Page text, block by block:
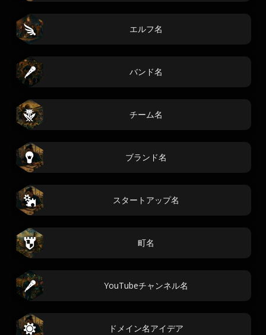
エルフ名
バンド名
チーム名
ブランド名
スタートアップ名
町名
YouTubeチャンネル名
ドメイン名アイデア